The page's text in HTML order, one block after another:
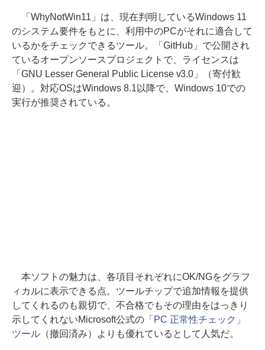
「WhyNotWin11」は、現在判明しているWindows 11
のシステム要件をもとに、利用中のPCがそれに適合して
いるかをチェックできるツール。「GitHub」で公開され
ているオープンソースプロジェクトで、ライセンスは
「GNU Lesser General Public License v3.0」（寄付歓
迎）。対応OSはWindows 8.1以降で、Windows 10での
実行が推奨されている。
本ソフトの魅力は、各項目それぞれにOK/NGをグラフ
ィカルに表示できる点。ツールチップで追加情報を提供
してくれるのも親切で、不合格でもその理由をはっきり
示してくれないMicrosoft公式の「PC 正常性チェック」
ツール（撤回済み）よりも優れているとして人気だ。